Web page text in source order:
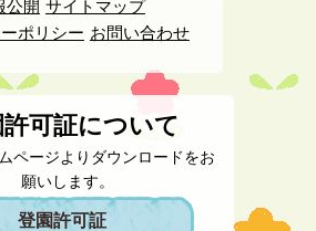
公開 サイトマップ
ポリシー お問い合わせ
可証について
ページよりダウンロードをお
願いします。
登園許可証